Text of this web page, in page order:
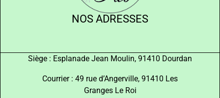
NOS ADRESSES
Siège : Esplanade Jean Moulin, 91410 Dourdan
Courrier : 49 rue d’Angerville, 91410 Les
Granges Le Roi